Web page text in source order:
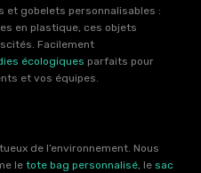
et gobelets personnalisables :
en plastique, ces objets
Facilement
écologiques parfaits pour
et vos équipes.
de l’environnement. Nous
le tote bag personnalisé, le sac